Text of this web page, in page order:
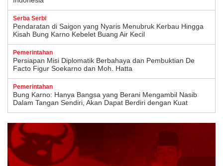
Serba Serbi
Pendaratan di Saigon yang Nyaris Menubruk Kerbau Hingga
Kisah Bung Karno Kebelet Buang Air Kecil
Pemerintahan
Persiapan Misi Diplomatik Berbahaya dan Pembuktian De
Facto Figur Soekarno dan Moh. Hatta
Pemerintahan
Bung Karno: Hanya Bangsa yang Berani Mengambil Nasib
Dalam Tangan Sendiri, Akan Dapat Berdiri dengan Kuat